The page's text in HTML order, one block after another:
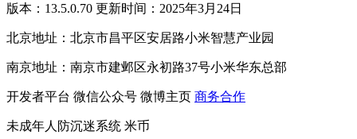
版本：13.5.0.70 更新时间：2025年3月24日
北京地址：北京市昌平区安居路小米智慧产业园
南京地址：南京市建邺区永初路37号小米华东总部
开发者平台 微信公众号 微博主页 商务合作
未成年人防沉迷系统 米币